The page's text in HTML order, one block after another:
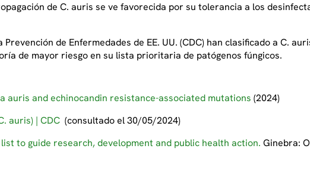
de C. auris se ve favorecida por su tolerancia a los
de Enfermedades de EE. UU. (CDC) han clasificado a C.
de mayor riesgo en su lista prioritaria de patógenos fúngicos.
auris and echinocandin resistance-associated mutations (2024)
auris) | CDC (consultado el 30/05/2024)
to guide research, development and public health action. Ginebra: